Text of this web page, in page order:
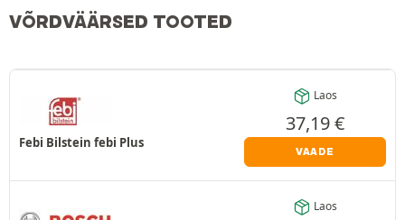
VÕRDVÄÄRSED TOOTED
Febi Bilstein febi Plus
Laos
37,19€
VAADE
Laos